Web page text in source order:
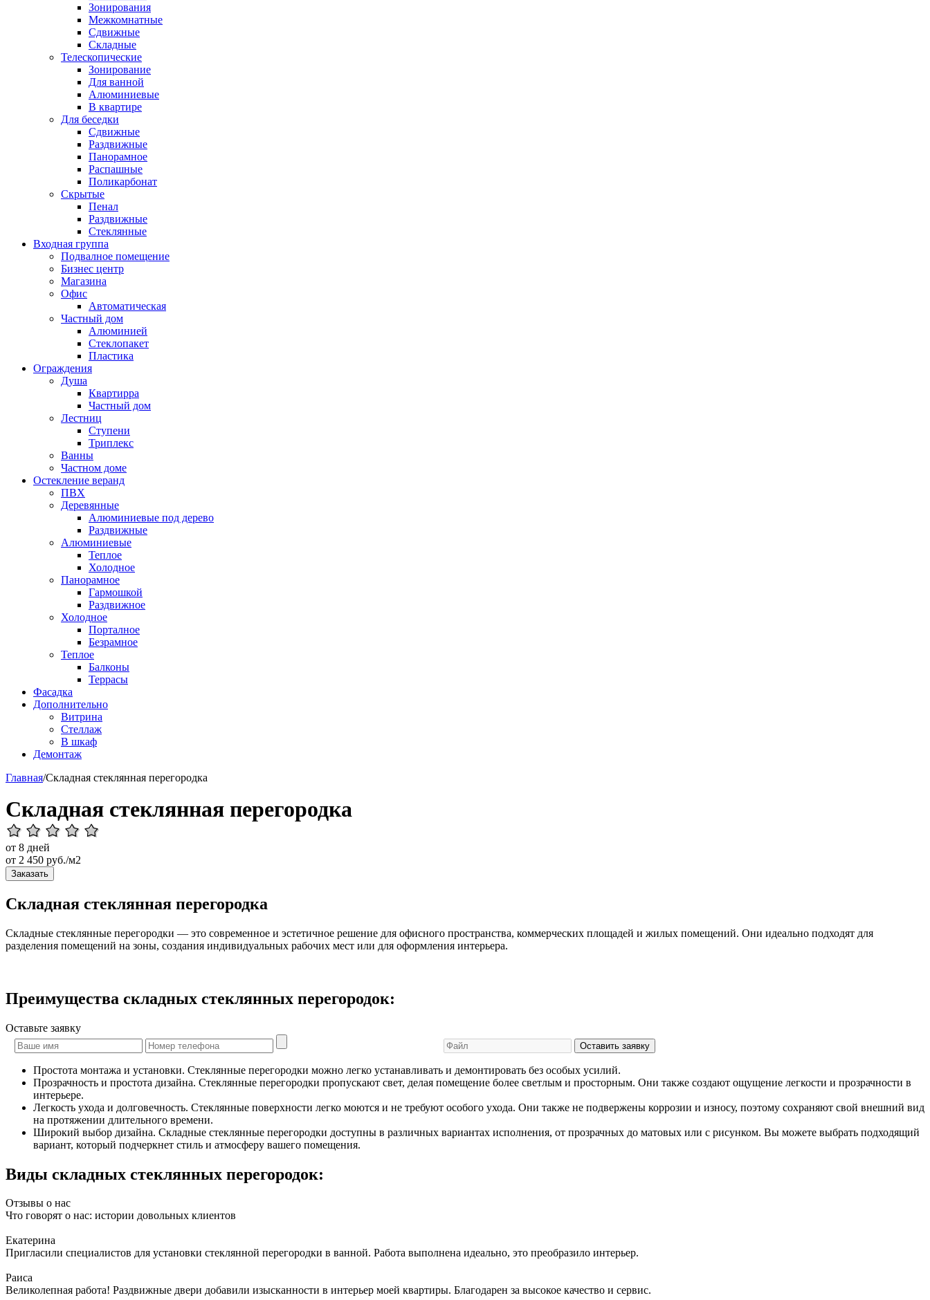
Зонирования
Межкомнатные
Сдвижные
Складные
Телескопические
Зонирование
Для ванной
Алюминиевые
В квартире
Для беседки
Сдвижные
Раздвижные
Панорамное
Распашные
Поликарбонат
Скрытые
Пенал
Раздвижные
Стеклянные
Входная группа
Подвалное помещение
Бизнес центр
Магазина
Офис
Автоматическая
Частный дом
Алюминией
Стеклопакет
Пластика
Ограждения
Душа
Квартирра
Частный дом
Лестниц
Ступени
Триплекс
Ванны
Частном доме
Остекление веранд
ПВХ
Деревянные
Алюминиевые под дерево
Раздвижные
Алюминиевые
Теплое
Холодное
Панорамное
Гармошкой
Раздвижное
Холодное
Порталное
Безрамное
Теплое
Балконы
Террасы
Фасадка
Дополнительно
Витрина
Стеллаж
В шкаф
Демонтаж
Главная/Складная стеклянная перегородка
Складная стеклянная перегородка
от 8 дней
от 2 450 руб./м2
Заказать
Складная стеклянная перегородка
Складные стеклянные перегородки — это современное и эстетичное решение для офисного пространства, коммерческих площадей и жилых помещений. Они идеально подходят для
разделения помещений на зоны, создания индивидуальных рабочих мест или для оформления интерьера.
Преимущества складных стеклянных перегородок:
Оставьте заявку
Оставить заявку
Простота монтажа и установки. Стеклянные перегородки можно легко устанавливать и демонтировать без особых усилий.
Прозрачность и простота дизайна. Стеклянные перегородки пропускают свет, делая помещение более светлым и просторным. Они также создают ощущение легкости и прозрачности в
интерьере.
Легкость ухода и долговечность. Стеклянные поверхности легко моются и не требуют особого ухода. Они также не подвержены коррозии и износу, поэтому сохраняют свой внешний вид
на протяжении длительного времени.
Широкий выбор дизайна. Складные стеклянные перегородки доступны в различных вариантах исполнения, от прозрачных до матовых или с рисунком. Вы можете выбрать подходящий
вариант, который подчеркнет стиль и атмосферу вашего помещения.
Виды складных стеклянных перегородок:
Отзывы о нас
Что говорят о нас: истории довольных клиентов
Екатерина
Пригласили специалистов для установки стеклянной перегородки в ванной. Работа выполнена идеально, это преобразило интерьер.
Раиса
Великолепная работа! Раздвижные двери добавили изысканности в интерьер моей квартиры. Благодарен за высокое качество и сервис.